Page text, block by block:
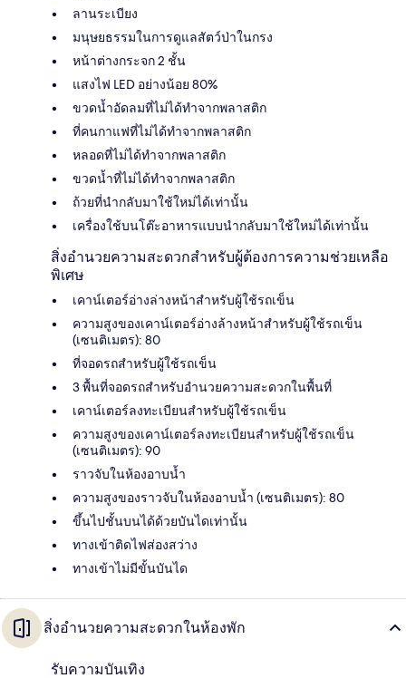
ลานระเบียง
มนุษยธรรมในการดูแลสัตว์ป่าในกรง
หน้าต่างกระจก 2 ชั้น
แสงไฟ LED อย่างน้อย 80%
ขวดน้ำอัดลมที่ไม่ได้ทำจากพลาสติก
ที่คนกาแฟที่ไม่ได้ทำจากพลาสติก
หลอดที่ไม่ได้ทำจากพลาสติก
ขวดน้ำที่ไม่ได้ทำจากพลาสติก
ถ้วยที่นำกลับมาใช้ใหม่ได้เท่านั้น
เครื่องใช้บนโต๊ะอาหารแบบนำกลับมาใช้ใหม่ได้เท่านั้น
สิ่งอำนวยความสะดวกสำหรับผู้ต้องการความช่วยเหลือ
พิเศษ
เคาน์เตอร์อ่างล่างหน้าสำหรับผู้ใช้รถเข็น
ความสูงของเคาน์เตอร์อ่างล้างหน้าสำหรับผู้ใช้รถเข็น
(เซนติเมตร): 80
ที่จอดรถสำหรับผู้ใช้รถเข็น
3 พื้นที่จอดรถสำหรับอำนวยความสะดวกในพื้นที่
เคาน์เตอร์ลงทะเบียนสำหรับผู้ใช้รถเข็น
ความสูงของเคาน์เตอร์ลงทะเบียนสำหรับผู้ใช้รถเข็น
(เซนติเมตร): 90
ราวจับในห้องอาบน้ำ
ความสูงของราวจับในห้องอาบน้ำ (เซนติเมตร): 80
ขึ้นไปชั้นบนได้ด้วยบันไดเท่านั้น
ทางเข้าติดไฟส่องสว่าง
ทางเข้าไม่มีขั้นบันได
สิ่งอำนวยความสะดวกในห้องพัก
รับความบันเทิง